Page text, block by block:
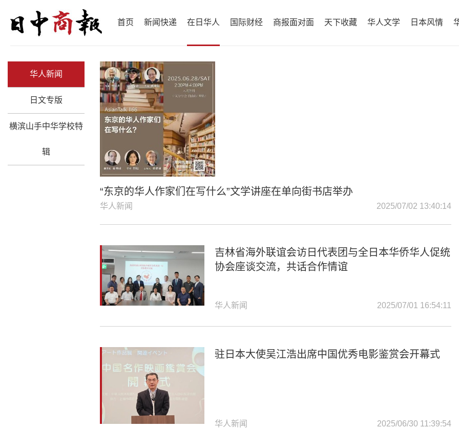
首页 新闻快递 在日华人 国际财经 商报面对面 天下收藏 华人文学 日本风情
华人新闻
日文专版
横滨山手中华学校特
辑
“东京的华人作家们在写什么”文学讲座在单向街书店举办
华人新闻 2025/07/02 13:40:14
吉林省海外联谊会访日代表团与全日本华侨华人促统
协会座谈交流，共话合作情谊
华人新闻 2025/07/01 16:54:11
驻日本大使吴江浩出席中国优秀电影鉴赏会开幕式
华人新闻 2025/06/30 11:39:54